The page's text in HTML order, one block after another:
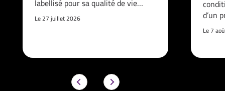
labellisé pour sa qualité de vie…
Le 27 juillet 2026 d’un
Le 7